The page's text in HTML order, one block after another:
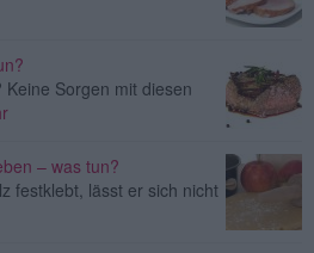
Sorgen mit diesen
– was tun?
festklebt, lässt er sich nicht